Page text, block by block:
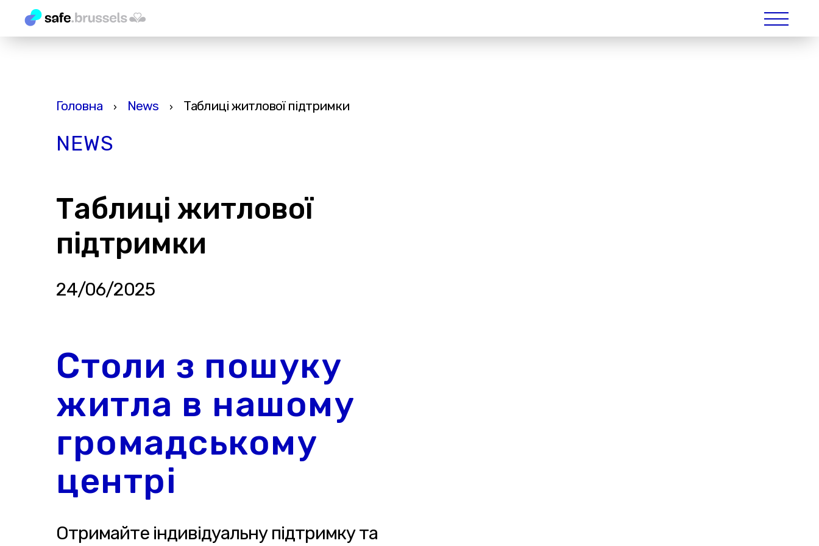
Головна › News › Таблиці житлової підтримки
NEWS
Таблиці житлової
підтримки
24/06/2025
Столи з пошуку
житла в нашому
громадському
центрі
Отримайте індивідуальну підтримку та